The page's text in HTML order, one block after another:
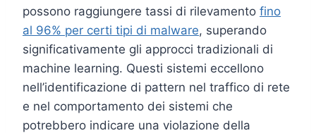
possono raggiungere tassi di rilevamento fino
al 96% per certi tipi di malware, superando
significativamente gli approcci tradizionali di
machine learning. Questi sistemi eccellono
nell’identificazione di pattern nel traffico di rete
e nel comportamento dei sistemi che
potrebbero indicare una violazione della